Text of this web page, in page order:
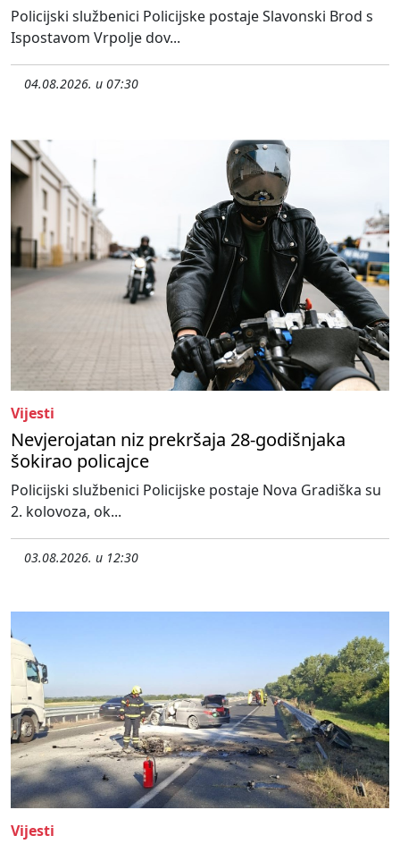
Policijski službenici Policijske postaje Slavonski Brod s
Ispostavom Vrpolje dov...
04.08.2026. u 07:30
Vijesti
Nevjerojatan niz prekršaja 28-godišnjaka
šokirao policajce
Policijski službenici Policijske postaje Nova Gradiška su
2. kolovoza, ok...
03.08.2026. u 12:30
Vijesti